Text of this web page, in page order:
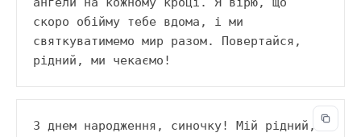
скоро обійму тебе вдома, і ми
святкуватимемо мир разом. Повертайся,
рідний, ми чекаємо!
З днем народження, синочку! Мій рідний,